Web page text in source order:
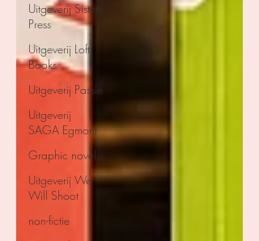
Uitgeverij Sisters
Press
Uitgeverij Loft
Books
Uitgeverij Passie
Uitgeverij
SAGA Egmont
Graphic novel
Uitgeverij We
Will Shoot
non-fictie